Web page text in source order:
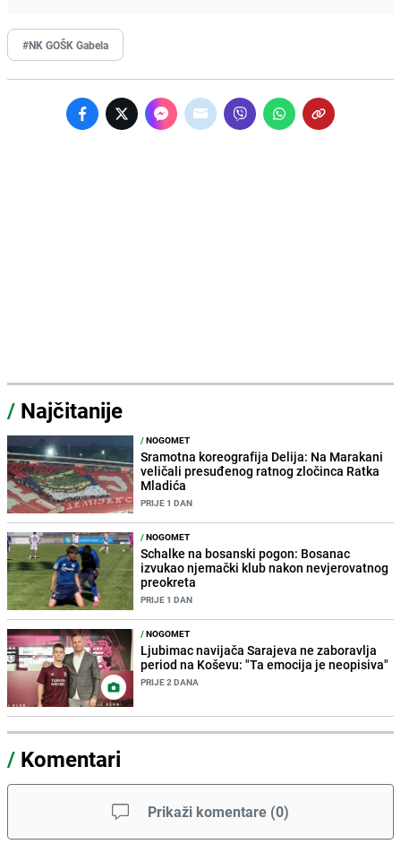
#NK GOŠK Gabela
/ Najčitanije
/NOGOMET
Sramotna koreografija Delija: Na Marakani
veličali presuđenog ratnog zločinca Ratka
Mladića
PRIJE 1 DAN
/NOGOMET
Schalke na bosanski pogon: Bosanac
izvukao njemački klub nakon nevjerovatnog
preokreta
PRIJE 1 DAN
/NOGOMET
Ljubimac navijača Sarajeva ne zaboravlja
period na Koševu: "Ta emocija je neopisiva"
PRIJE 2 DANA
/ Komentari
Prikaži komentare (0)